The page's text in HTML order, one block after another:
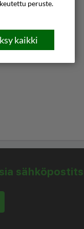
peruste.
kaikki